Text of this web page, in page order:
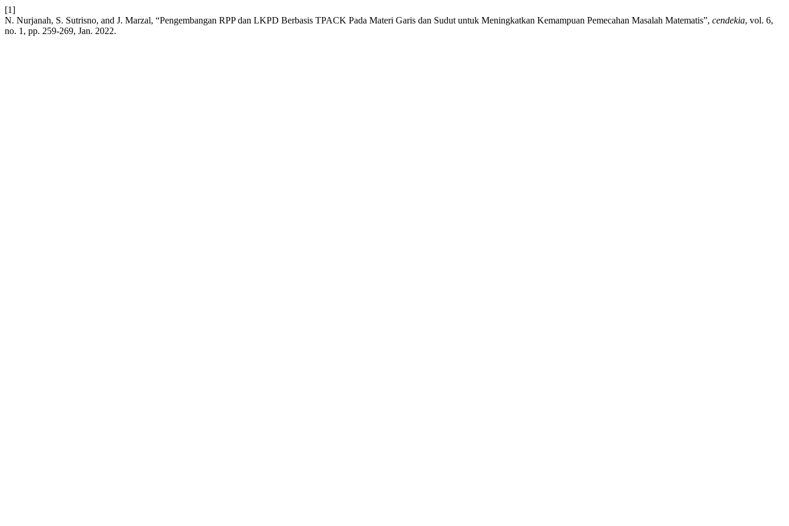
[1]
N. Nurjanah, S. Sutrisno, and J. Marzal, “Pengembangan RPP dan LKPD Berbasis TPACK Pada Materi Garis dan Sudut untuk Meningkatkan Kemampuan Pemecahan Masalah Matematis”, cendekia, vol. 6,
no. 1, pp. 259-269, Jan. 2022.